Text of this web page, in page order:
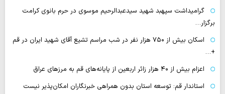
گرامیداشت سپهبد شهید سیدعبدالرحیم موسوی در حرم بانوی کرامت
برگزار…
اسکان بیش از ۷۵۰ هزار نفر در شب مراسم تشیع آقای شهید ایران در قم
+…
اعزام بیش از ۴۰ هزار زائر اربعین از پایانه‌های قم به مرزهای عراق
استاندار قم: توسعه استان بدون همراهی خبرنگاران امکان‌پذیر نیست